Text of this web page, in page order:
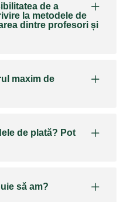
de a
la metodele de
dintre profesori și
maxim de
de plată? Pot
să am?